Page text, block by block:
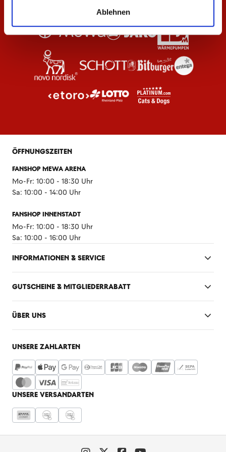
Ablehnen
ÖFFNUNGSZEITEN
FANSHOP MEWA ARENA
Mo-Fr: 10:00 - 18:30 Uhr
Sa: 10:00 - 14:00 Uhr
FANSHOP INNENSTADT
Mo-Fr: 10:00 - 18:30 Uhr
Sa: 10:00 - 16:00 Uhr
INFORMATIONEN & SERVICE
GUTSCHEINE & MITGLIEDERRABATT
ÜBER UNS
UNSERE ZAHLARTEN
UNSERE VERSANDARTEN